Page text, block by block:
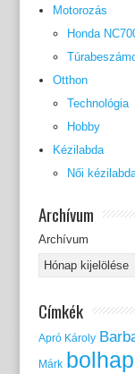
Motorozás
Honda
Otthon
Technológia
Hobby
Kézilabda
Női
Archívum
Archívum
Címkék
Apró Károly
Márk